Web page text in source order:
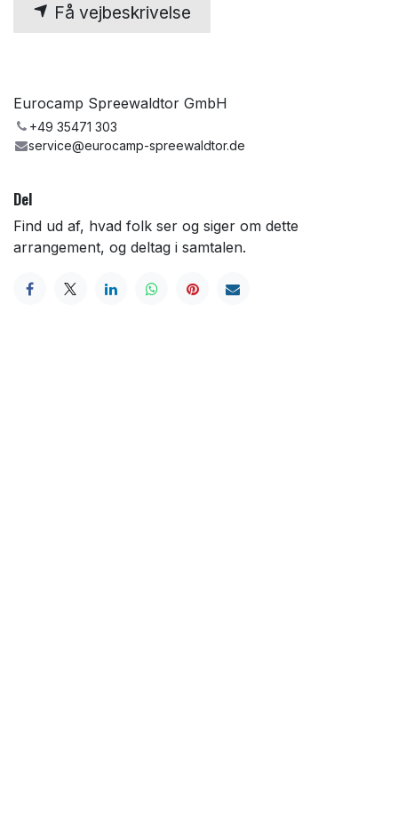
Få vejbeskrivelse
Eurocamp Spreewaldtor GmbH
+49 35471 303
service@eurocamp-spreewaldtor.de
Del
Find ud af, hvad folk ser og siger om dette
arrangement, og deltag i samtalen.